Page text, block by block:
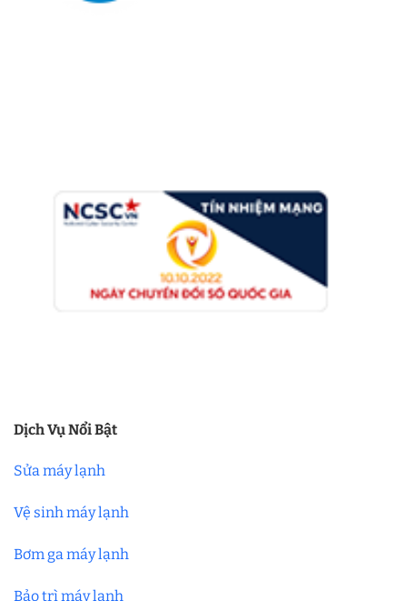
Dịch Vụ Nổi Bật
Sửa máy lạnh
Vệ sinh máy lạnh
Bơm ga máy lạnh
Bảo trì máy lạnh